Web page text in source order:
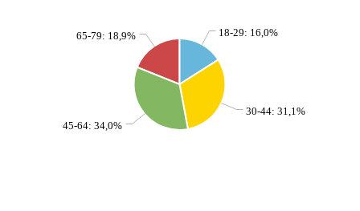
18-29: 16,0%
30-44: 31,1%
45-64: 34,0%
65-79: 18,9%